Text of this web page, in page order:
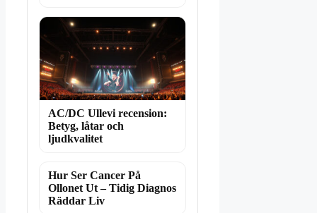
AC/DC Ullevi recension:
Betyg, låtar och
ljudkvalitet
Hur Ser Cancer På
Ollonet Ut – Tidig Diagnos
Räddar Liv